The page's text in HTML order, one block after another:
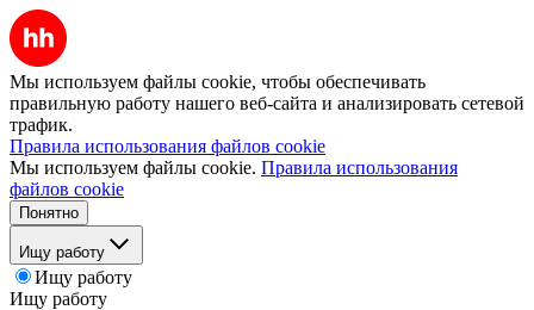
Мы используем файлы cookie, чтобы обеспечивать
правильную работу нашего веб-сайта и анализировать сетевой
трафик.
Правила использования файлов cookie
Мы используем файлы cookie. Правила использования
файлов cookie
Понятно
Ищу работу
Ищу работу
Ищу работу